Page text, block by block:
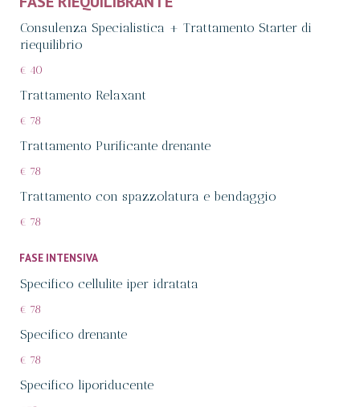
Consulenza Specialistica + Trattamento Starter di
riequilibrio
€ 40
Trattamento Relaxant
€ 78
Trattamento Purificante drenante
€ 78
Trattamento con spazzolatura e bendaggio
€ 78
FASE INTENSIVA
Specifico cellulite iper idratata
€ 78
Specifico drenante
€ 78
Specifico liporiducente